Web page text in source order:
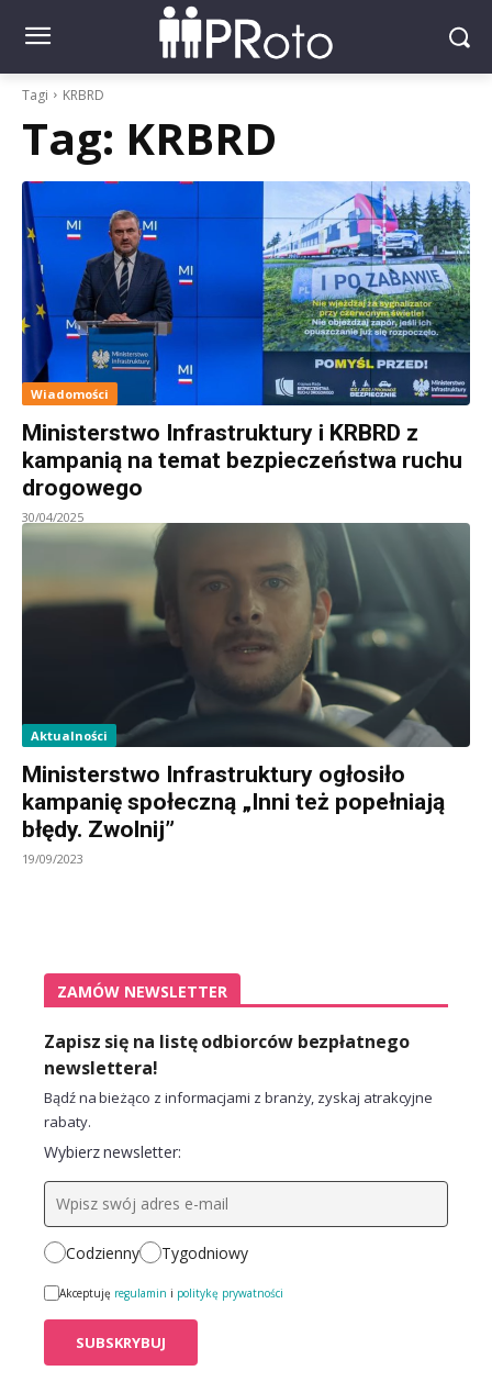
Tagi KRBRD
Tag: KRBRD
Wiadomości
Ministerstwo Infrastruktury i KRBRD z
kampanią na temat bezpieczeństwa ruchu
drogowego
30/04/2025
Aktualności
Ministerstwo Infrastruktury ogłosiło
kampanię społeczną „Inni też popełniają
błędy. Zwolnij”
19/09/2023
ZAMÓW NEWSLETTER
Zapisz się na listę odbiorców bezpłatnego
newslettera!
Bądź na bieżąco z informacjami z branży, zyskaj atrakcyjne
rabaty.
Wybierz newsletter:
Codzienny Tygodniowy
Akceptuję regulamin i politykę prywatności